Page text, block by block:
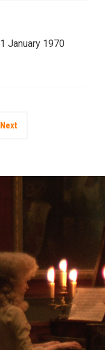
1 January 1970
Next